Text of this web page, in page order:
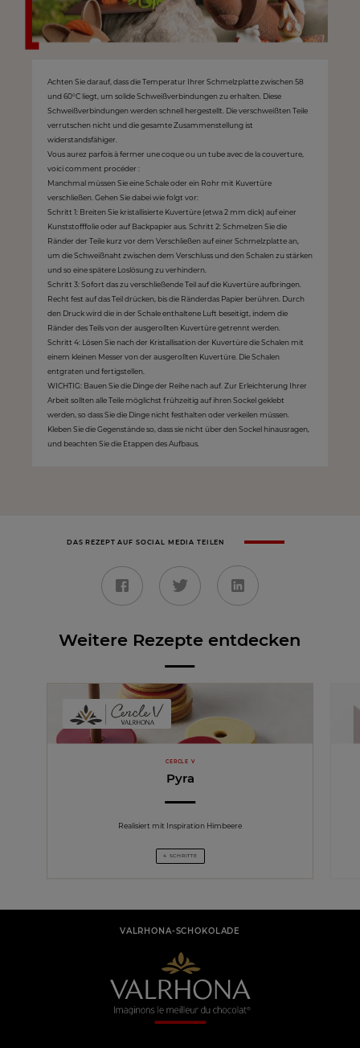
Achten Sie darauf, dass die Temperatur Ihrer Schmelzplatte zwischen 58
und 60°C liegt, um solide Schweißverbindungen zu erhalten. Diese
Schweißverbindungen werden schnell hergestellt. Die verschweißten Teile
verrutschen nicht und die gesamte Zusammenstellung ist
widerstandsfähiger.
Vous aurez parfois à fermer une coque ou un tube avec de la couverture,
voici comment procéder :
Manchmal müssen Sie eine Schale oder ein Rohr mit Kuvertüre
verschließen. Gehen Sie dabei wie folgt vor:
Schritt 1: Breiten Sie kristallisierte Kuvertüre (etwa 2 mm dick) auf einer
Kunststofffolie oder auf Backpapier aus. Schritt 2: Schmelzen Sie die
Ränder der Teile kurz vor dem Verschließen auf einer Schmelzplatte an,
um die Schweißnaht zwischen dem Verschluss und den Schalen zu stärken
und so eine spätere Loslösung zu verhindern.
Schritt 3: Sofort das zu verschließende Teil auf die Kuvertüre aufbringen.
Recht fest auf das Teil drücken, bis die Ränderdas Papier berühren. Durch
den Druck wird die in der Schale enthaltene Luft beseitigt, indem die
Ränder des Teils von der ausgerollten Kuvertüre getrennt werden.
Schritt 4: Lösen Sie nach der Kristallisation der Kuvertüre die Schalen mit
einem kleinen Messer von der ausgerollten Kuvertüre. Die Schalen
entgraten und fertigstellen.
WICHTIG: Bauen Sie die Dinge der Reihe nach auf. Zur Erleichterung Ihrer
Arbeit sollten alle Teile möglichst frühzeitig auf ihren Sockel geklebt
werden, so dass Sie die Dinge nicht festhalten oder verkeilen müssen.
Kleben Sie die Gegenstände so, dass sie nicht über den Sockel hinausragen,
und beachten Sie die Etappen des Aufbaus.
DAS REZEPT AUF SOCIAL MEDIA TEILEN
Weitere Rezepte entdecken
CERCLE V
Pyra
Realisiert mit Inspiration Himbeere
4 SCHRITTE
VALRHONA-SCHOKOLADE